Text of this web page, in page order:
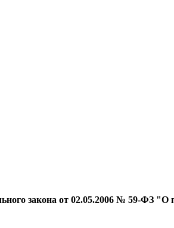
закона от 02.05.2006 № 59-ФЗ "О